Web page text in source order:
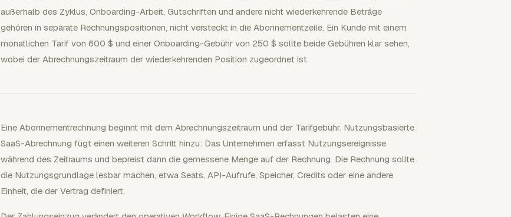
außerhalb des Zyklus, Onboarding-Arbeit, Gutschriften und andere nicht wiederkehrende Beträge
gehören in separate Rechnungspositionen, nicht versteckt in die Abonnementzeile. Ein Kunde mit einem
monatlichen Tarif von 600 $ und einer Onboarding-Gebühr von 250 $ sollte beide Gebühren klar sehen,
wobei der Abrechnungszeitraum der wiederkehrenden Position zugeordnet ist.
Eine Abonnementrechnung beginnt mit dem Abrechnungszeitraum und der Tarifgebühr. Nutzungsbasierte
SaaS-Abrechnung fügt einen weiteren Schritt hinzu: Das Unternehmen erfasst Nutzungsereignisse
während des Zeitraums und bepreist dann die gemessene Menge auf der Rechnung. Die Rechnung sollte
die Nutzungsgrundlage lesbar machen, etwa Seats, API-Aufrufe, Speicher, Credits oder eine andere
Einheit, die der Vertrag definiert.